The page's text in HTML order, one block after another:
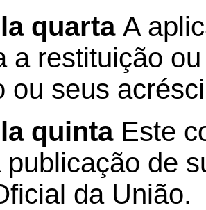
quarta A
a restituição
ou seus
quintaEste
publicação de
da União.